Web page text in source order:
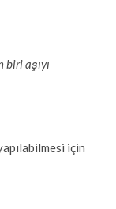
biri aşıyı
için